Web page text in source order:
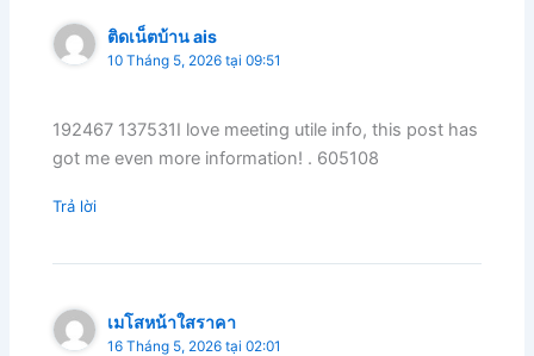
ติดเน็ตบ้าน ais
10 Tháng 5, 2026 tại 09:51
192467 137531I love meeting utile info, this post has
got me even more information! . 605108
Trả lời
เมโสหน้าใสราคา
16 Tháng 5, 2026 tại 02:01